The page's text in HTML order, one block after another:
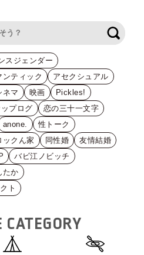
スジェンダー
ンティック
アセクシュアル
ネマ 映画
Pickles!
プログ
恋の三十一文字
anone.
性トーク
ックん家 同性婚
友情結婚
バビ江ノビッチ
たか
ト
CATEGORY